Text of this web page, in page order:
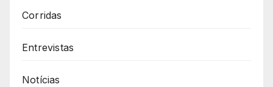
Corridas
Entrevistas
Notícias